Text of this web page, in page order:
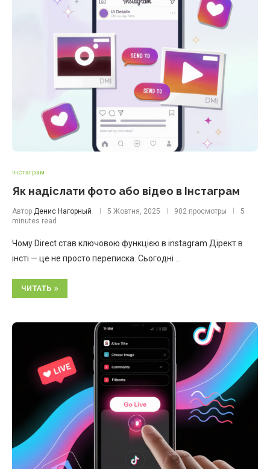
Інстаграм
Як надіслати фото або відео в Інстаграм
Автор Денис Нагорный 5 Жовтня, 2025 902 просмотры
5
minutes read
Чому Direct став ключовою функцією в instagram Дірект в
інсті — це не просто переписка. Сьогодні …
ЧИТАТЬ